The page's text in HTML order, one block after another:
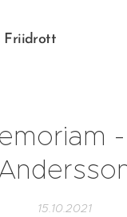
Friidrott
15.10.2021